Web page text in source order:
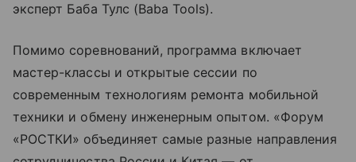
эксперт Баба Тулс (Baba Tools).
Помимо соревнований, программа включает
мастер-классы и открытые сессии по
современным технологиям ремонта мобильной
техники и обмену инженерным опытом. «Форум
«РОСТКИ» объединяет самые разные направления